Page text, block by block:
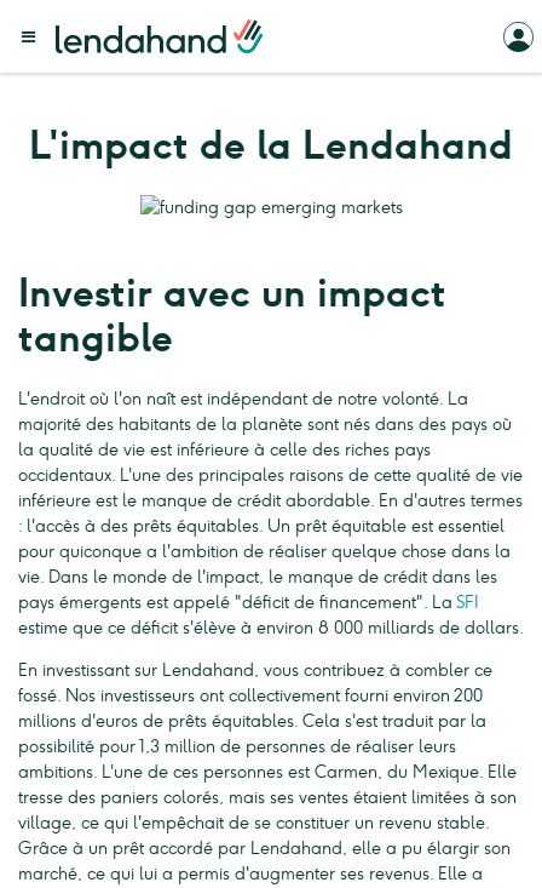
L'impact de la Lendahand
Investir avec un impact
tangible
L'endroit où l'on naît est indépendant de notre volonté. La
majorité des habitants de la planète sont nés dans des pays où
la qualité de vie est inférieure à celle des riches pays
occidentaux. L'une des principales raisons de cette qualité de vie
inférieure est le manque de crédit abordable. En d'autres termes
: l'accès à des prêts équitables. Un prêt équitable est essentiel
pour quiconque a l'ambition de réaliser quelque chose dans la
vie. Dans le monde de l'impact, le manque de crédit dans les
pays émergents est appelé "déficit de financement". La SFI
estime que ce déficit s'élève à environ 8 000 milliards de dollars.
En investissant sur Lendahand, vous contribuez à combler ce
fossé. Nos investisseurs ont collectivement fourni environ 200
millions d'euros de prêts équitables. Cela s'est traduit par la
possibilité pour 1,3 million de personnes de réaliser leurs
ambitions. L'une de ces personnes est Carmen, du Mexique. Elle
tresse des paniers colorés, mais ses ventes étaient limitées à son
village, ce qui l'empêchait de se constituer un revenu stable.
Grâce à un prêt accordé par Lendahand, elle a pu élargir son
marché, ce qui lui a permis d'augmenter ses revenus. Elle a